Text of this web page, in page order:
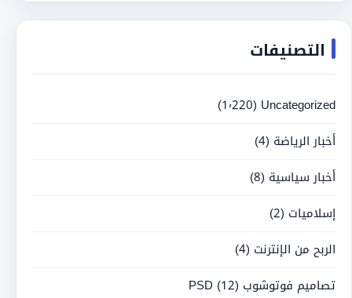
التصنيفات
Uncategorized (1٬220)
أخبار الرياضة (4)
أخبار سياسية (8)
إسلاميات (2)
الربح من الإنترنت (4)
تصاميم فوتوشوب PSD (12)